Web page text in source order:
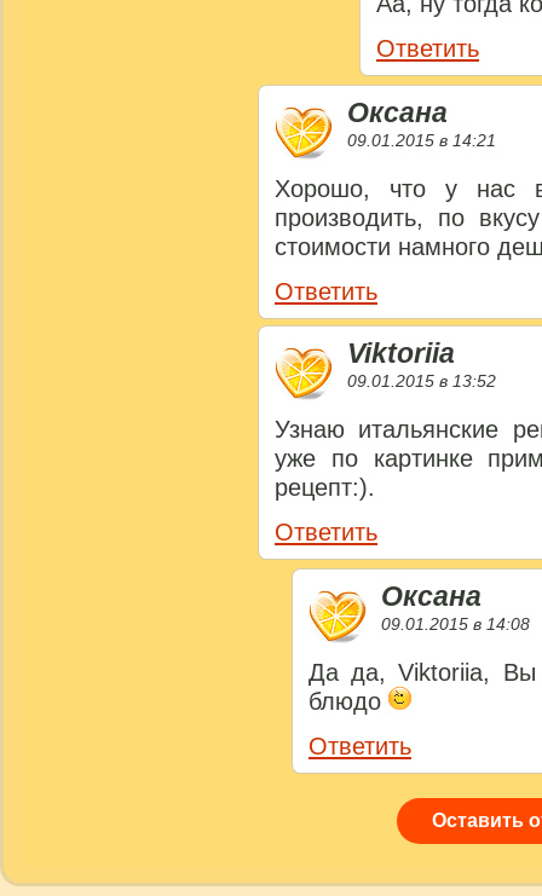
Ответить
Оксана
09.01.2015 в 14:21
Хорошо, что у нас в
производить, по
стоимости намного
Ответить
Viktoriia
09.01.2015 в 13:52
Узнаю итальянские
уже по картинке
рецепт:).
Ответить
Оксана
09.01.2015 в 14:08
Да да, Viktoriia,
блюдо
Ответить
Оставить